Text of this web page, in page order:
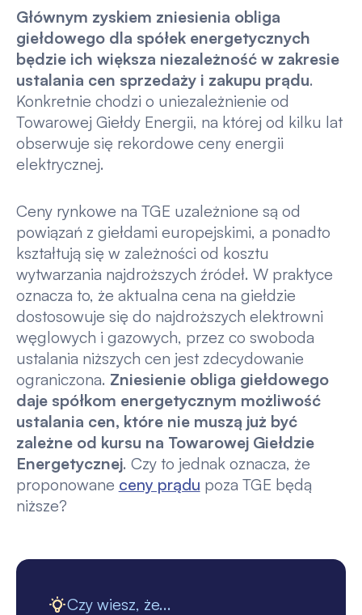
Głównym zyskiem zniesienia obliga
giełdowego dla spółek energetycznych
będzie ich większa niezależność w zakresie
ustalania cen sprzedaży i zakupu prądu.
Konkretnie chodzi o uniezależnienie od
Towarowej Giełdy Energii, na której od kilku lat
obserwuje się rekordowe ceny energii
elektrycznej.
Ceny rynkowe na TGE uzależnione są od
powiązań z giełdami europejskimi, a ponadto
kształtują się w zależności od kosztu
wytwarzania najdroższych źródeł. W praktyce
oznacza to, że aktualna cena na giełdzie
dostosowuje się do najdroższych elektrowni
węglowych i gazowych, przez co swoboda
ustalania niższych cen jest zdecydowanie
ograniczona. Zniesienie obliga giełdowego
daje spółkom energetycznym możliwość
ustalania cen, które nie muszą już być
zależne od kursu na Towarowej Giełdzie
Energetycznej. Czy to jednak oznacza, że
proponowane ceny prądu poza TGE będą
niższe?
Czy wiesz, że...